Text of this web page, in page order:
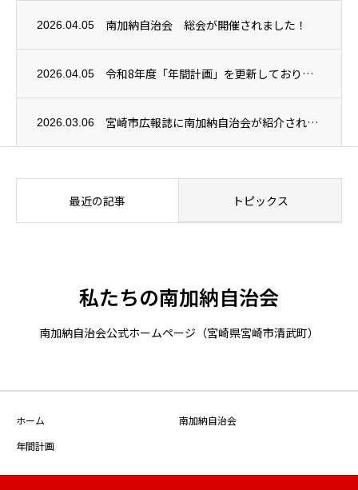
2026.04.05 南加納自治会 総会が開催されました！
2026.04.05 令和8年度「年間計画」を更新しております
2026.03.06 宮崎市広報誌に南加納自治会が紹介されました
最近の記事 トピックス
私たちの南加納自治会
南加納自治会公式ホームページ（宮崎県宮崎市清武町）
ホーム
南加納自治会
年間計画